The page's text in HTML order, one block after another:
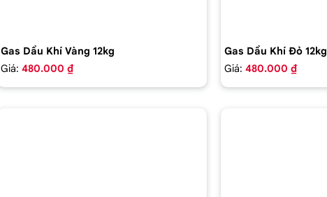
Gas Dầu Khí Vàng 12kg
Giá: 480.000 ₫
Gas Dầu Khí Đỏ 12kg
Giá: 480.000 ₫